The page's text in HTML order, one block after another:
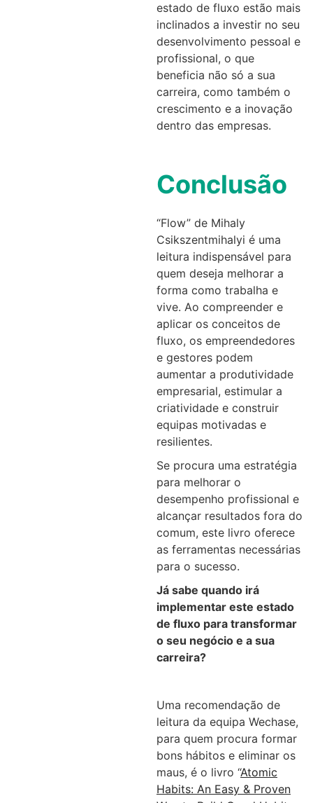
estado de fluxo estão mais
inclinados a investir no seu
desenvolvimento pessoal e
profissional, o que
beneficia não só a sua
carreira, como também o
crescimento e a inovação
dentro das empresas.
Conclusão
“Flow” de Mihaly
Csikszentmihalyi é uma
leitura indispensável para
quem deseja melhorar a
forma como trabalha e
vive. Ao compreender e
aplicar os conceitos de
fluxo, os empreendedores
e gestores podem
aumentar a produtividade
empresarial, estimular a
criatividade e construir
equipas motivadas e
resilientes.
Se procura uma estratégia
para melhorar o
desempenho profissional e
alcançar resultados fora do
comum, este livro oferece
as ferramentas necessárias
para o sucesso.
Já sabe quando irá
implementar este estado
de fluxo para transformar
o seu negócio e a sua
carreira?
Uma recomendação de
leitura da equipa Wechase,
para quem procura formar
bons hábitos e eliminar os
maus, é o livro “Atomic
Habits: An Easy & Proven